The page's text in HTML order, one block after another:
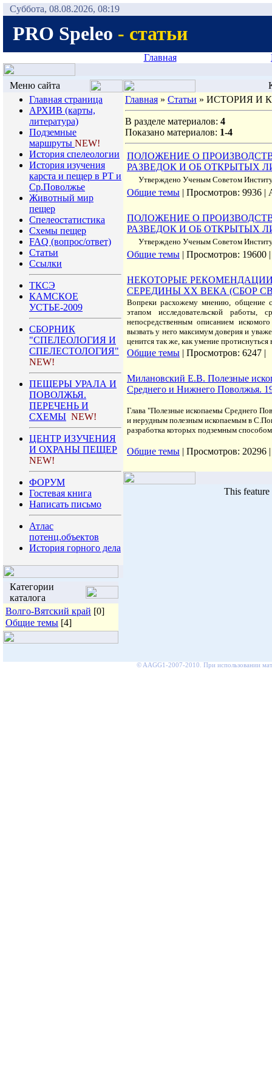
Суббота, 08.08.2026, 08:19
PRO Speleo - статьи
Главная
Меню сайта
Главная страница
АРХИВ (карты,
литература)
Подземные
маршруты NEW!
История спелеологии
Иcтория изучения
карста и пещер в РТ и
Ср.Поволжье
Животный мир
пещер
Спелеостатистика
Схемы пещер
FAQ (вопрос/ответ)
Статьи
Ссылки
ТКСЭ
КАМСКОЕ
УСТЬЕ-2009
СБОРНИК
"СПЕЛЕОЛОГИЯ И
СПЕЛЕСТОЛОГИЯ"
NEW!
ПЕЩЕРЫ УРАЛА И
ПОВОЛЖЬЯ.
ПЕРЕЧЕНЬ И
СХЕМЫ NEW!
ЦЕНТР ИЗУЧЕНИЯ
И ОХРАНЫ ПЕЩЕР
NEW!
ФОРУМ
Гостевая книга
Написать письмо
Атлас
потенц.объектов
История горного дела
Категории
каталога
Волго-Вятский край [0]
Общие темы [4]
Главная » Статьи » ИСТОРИЯ И
В разделе материалов: 4
Показано материалов: 1-4
ПОЛОЖЕНИЕ О
РАЗВЕДОК И ОБ ОТКРЫТЫХ
Утверждено Ученым Советом
Общие темы | Просмотров: 9936
ПОЛОЖЕНИЕ О
РАЗВЕДОК И ОБ ОТКРЫТЫХ
Утверждено Ученым Советом
Общие темы | Просмотров:
НЕКОТОРЫЕ
СЕРЕДИНЫ ХХ ВЕКА (СБОР
Вопреки расхожему мнению, общение
этапом исследовательской
непосредственным описанием
вызвать у него максимум доверия и
ценится так же, как умение
Общие темы | Просмотров: 6247 |
Милановский Е.В. Полезные
Среднего и Нижнего Поволжья.
Глава "Полезные ископаемы Среднего
и нерудным полезным ископаемым в
разработка которых подземным
Общие темы | Просмотров:
This
© AAGG1-2007-2010. При использовании